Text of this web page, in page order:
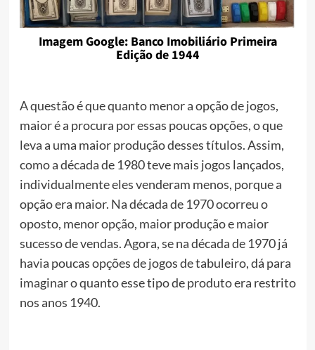
Imagem Google: Banco Imobiliário Primeira
Edição de 1944
A questão é que quanto menor a opção de jogos,
maior é a procura por essas poucas opções, o que
leva a uma maior produção desses títulos. Assim,
como a década de 1980 teve mais jogos lançados,
individualmente eles venderam menos, porque a
opção era maior. Na década de 1970 ocorreu o
oposto, menor opção, maior produção e maior
sucesso de vendas. Agora, se na década de 1970 já
havia poucas opções de jogos de tabuleiro, dá para
imaginar o quanto esse tipo de produto era restrito
nos anos 1940.